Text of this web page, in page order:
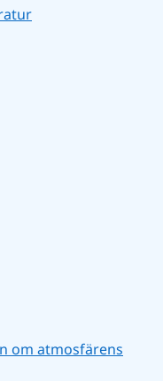
om atmosfärens